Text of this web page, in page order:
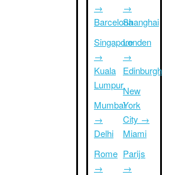
→
Barcelona
Singapore
→
Kuala
Lumpur
Mumbai
→
Delhi
Rome
→
→
Shanghai
Londen
→
Edinburgh
New
York
City →
Miami
Parijs
→